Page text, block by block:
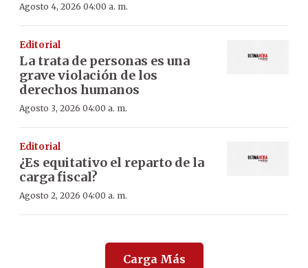
Agosto 4, 2026 04:00 a. m.
Editorial
La trata de personas es una
grave violación de los
derechos humanos
Agosto 3, 2026 04:00 a. m.
Editorial
¿Es equitativo el reparto de la
carga fiscal?
Agosto 2, 2026 04:00 a. m.
Carga Más